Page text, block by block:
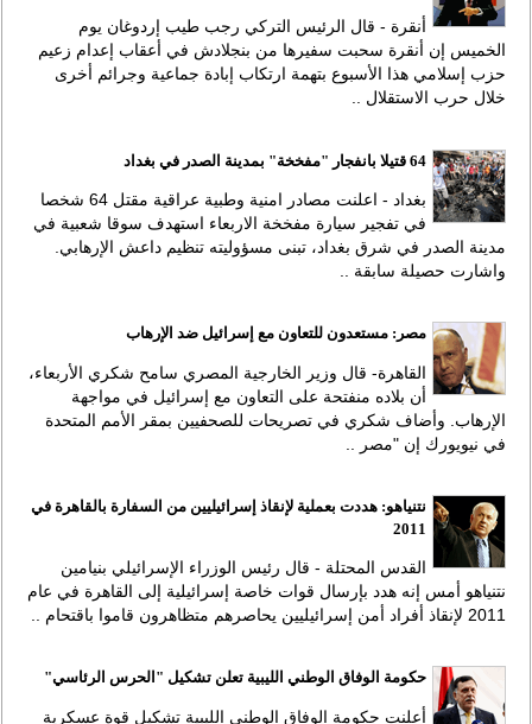
أنقرة - قال الرئيس التركي رجب طيب إردوغان يوم
الخميس إن أنقرة سحبت سفيرها من بنجلادش في أعقاب إعدام زعيم
حزب إسلامي هذا الأسبوع بتهمة ارتكاب إبادة جماعية وجرائم أخرى
خلال حرب الاستقلال ..
64 قتيلا بانفجار "مفخخة" بمدينة الصدر في بغداد
بغداد - اعلنت مصادر امنية وطبية عراقية مقتل 64 شخصا
في تفجير سيارة مفخخة الاربعاء استهدف سوقا شعبية في
مدينة الصدر في شرق بغداد، تبنى مسؤوليته تنظيم داعش الإرهابي.
واشارت حصيلة سابقة ..
مصر: مستعدون للتعاون مع إسرائيل ضد الإرهاب
القاهرة- قال وزير الخارجية المصري سامح شكري الأربعاء،
أن بلاده منفتحة على التعاون مع إسرائيل في مواجهة
الإرهاب. وأضاف شكري في تصريحات للصحفيين بمقر الأمم المتحدة
في نيويورك إن "مصر ..
نتنياهو: هددت بعملية لإنقاذ إسرائيليين من السفارة بالقاهرة في
2011
القدس المحتلة - قال رئيس الوزراء الإسرائيلي بنيامين
نتنياهو أمس إنه هدد بإرسال قوات خاصة إسرائيلية إلى القاهرة في عام
2011 لإنقاذ أفراد أمن إسرائيليين يحاصرهم متظاهرون قاموا باقتحام ..
حكومة الوفاق الوطني الليبية تعلن تشكيل "الحرس الرئاسي"
أعلنت حكومة الوفاق الوطني الليبية تشكيل قوة عسكرية